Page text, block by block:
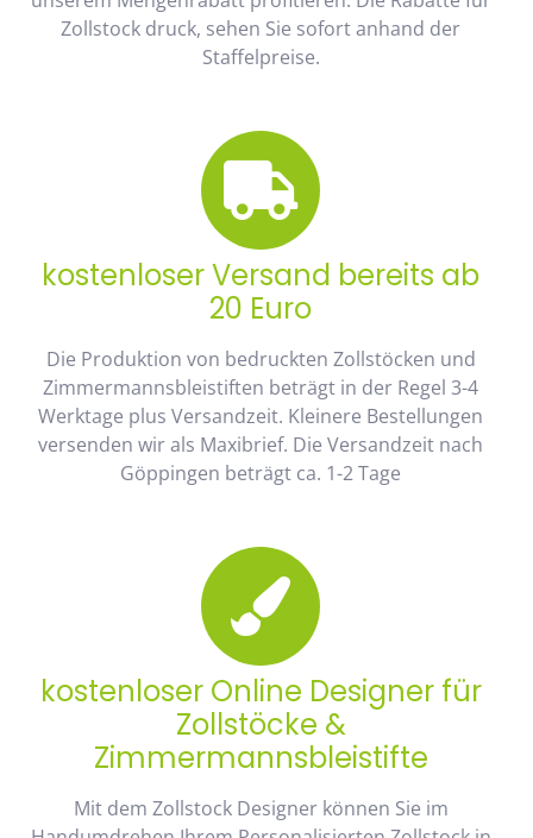
Zollstock druck, sehen Sie sofort anhand der
Staffelpreise.
kostenloser Versand bereits ab
20 Euro
Die Produktion von bedruckten Zollstöcken und
Zimmermannsbleistiften beträgt in der Regel 3-4
Werktage plus Versandzeit. Kleinere Bestellungen
versenden wir als Maxibrief. Die Versandzeit nach
Göppingen beträgt ca. 1-2 Tage
kostenloser Online Designer für
Zollstöcke &
Zimmermannsbleistifte
Mit dem Zollstock Designer können Sie im